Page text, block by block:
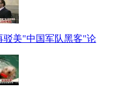
驳美"中国军队黑客"论